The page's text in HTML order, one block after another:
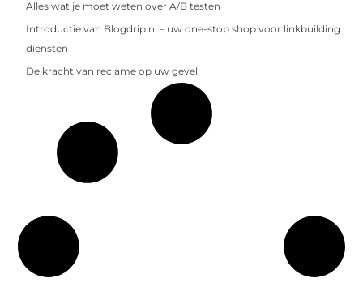
Alles wat je moet weten over A/B testen
Introductie van Blogdrip.nl – uw one-stop shop voor linkbuilding
diensten
De kracht van reclame op uw gevel